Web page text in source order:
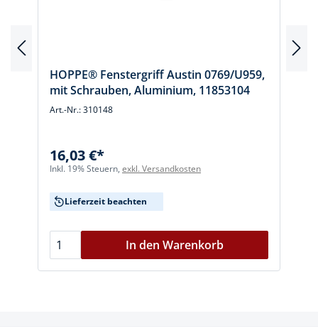
HOPPE® Fenstergriff Austin 0769/U959,
mit Schrauben, Aluminium, 11853104
Art.-Nr.: 310148
16,03 €*
Inkl. 19% Steuern, exkl. Versandkosten
Lieferzeit beachten
In den Warenkorb